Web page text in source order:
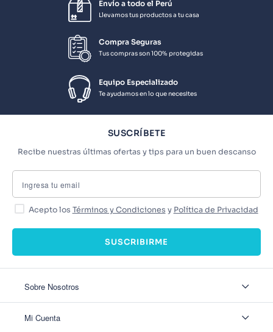
Envío a todo el Perú
Llevamos tus productos a tu casa
Compra Seguras
Tus compras son 100% protegidas
Equipo Especializado
Te ayudamos en lo que necesites
SUSCRÍBETE
Recibe nuestras últimas ofertas y tips para un buen descanso
Acepto los Términos y Condiciones y Política de Privacidad
SUSCRIBIRME
Sobre Nosotros
Nuestas tiendas
Mi Cuenta